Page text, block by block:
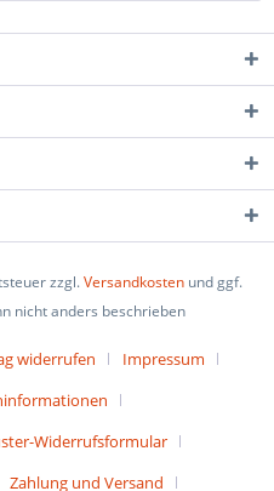
zzgl.Versandkosten und ggf.
nicht anders beschrieben
widerrufen
Impressum
Widerrufsformular
Zahlung und Versand